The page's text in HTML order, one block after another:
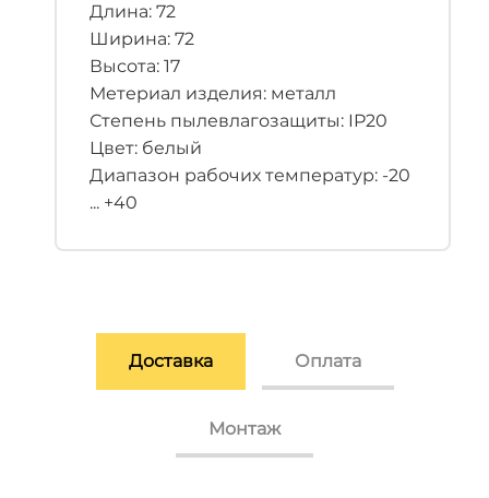
Длина: 72
Ширина: 72
Высота: 17
Метериал изделия: металл
Степень пылевлагозащиты: IP20
Цвет: белый
Диапазон рабочих температур: -20
... +40
Доставка Оплата
Монтаж